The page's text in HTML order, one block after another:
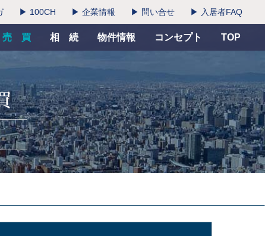
▶ 100CH ▶ 企業情報 ▶ 問い合せ ▶ 入居者FAQ
売 買 相 続 物件情報 コンセプト TOP